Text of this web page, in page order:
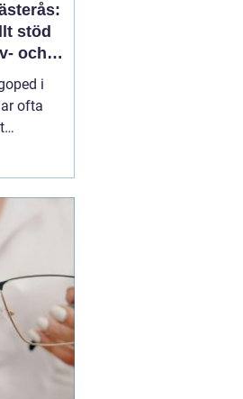
stöd
och
i
ofta
språk,
Många